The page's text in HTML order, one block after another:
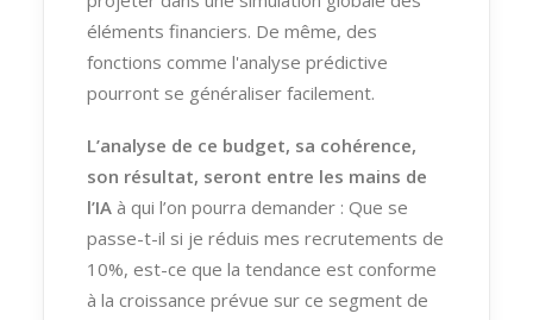
éléments financiers. De même, des
fonctions comme l'analyse prédictive
pourront se généraliser facilement.
L’analyse de ce budget, sa cohérence,
son résultat, seront entre les mains de
l’IA à qui l’on pourra demander : Que se
passe-t-il si je réduis mes recrutements de
10%, est-ce que la tendance est conforme
à la croissance prévue sur ce segment de